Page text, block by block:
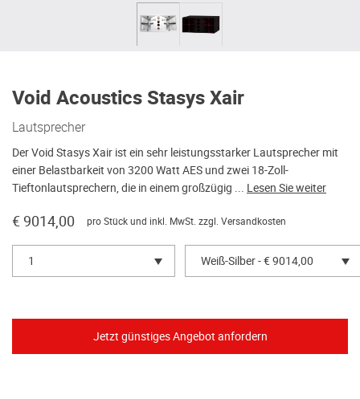
Void Acoustics Stasys Xair
Lautsprecher
Der Void Stasys Xair ist ein sehr leistungsstarker Lautsprecher mit
einer Belastbarkeit von 3200 Watt AES und zwei 18-Zoll-
Tieftonlautsprechern, die in einem großzügig ... Lesen Sie weiter
€ 9014,00 pro Stück und inkl. MwSt. zzgl. Versandkosten
1 Weiß-Silber - € 9014,00